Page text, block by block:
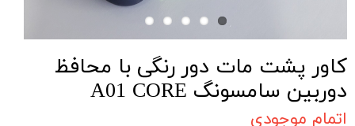
کاور پشت مات دور رنگی با محافظ
دوربین سامسونگ A01 CORE
اتمام موجودی